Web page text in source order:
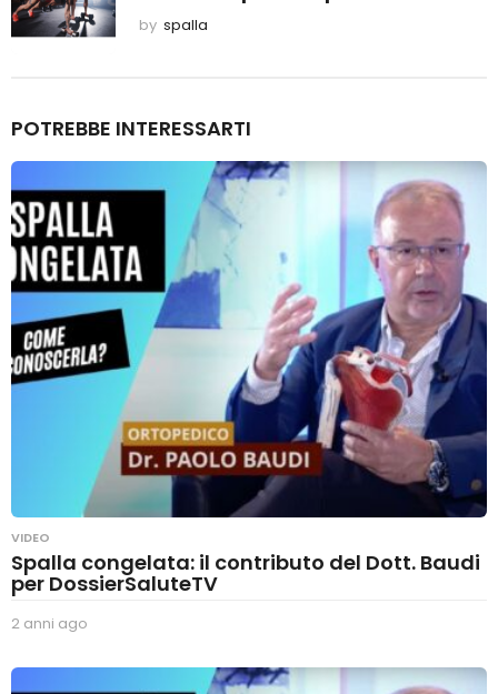
by spalla
POTREBBE INTERESSARTI
VIDEO
Spalla congelata: il contributo del Dott. Baudi
per DossierSaluteTV
2 anni ago
n
n